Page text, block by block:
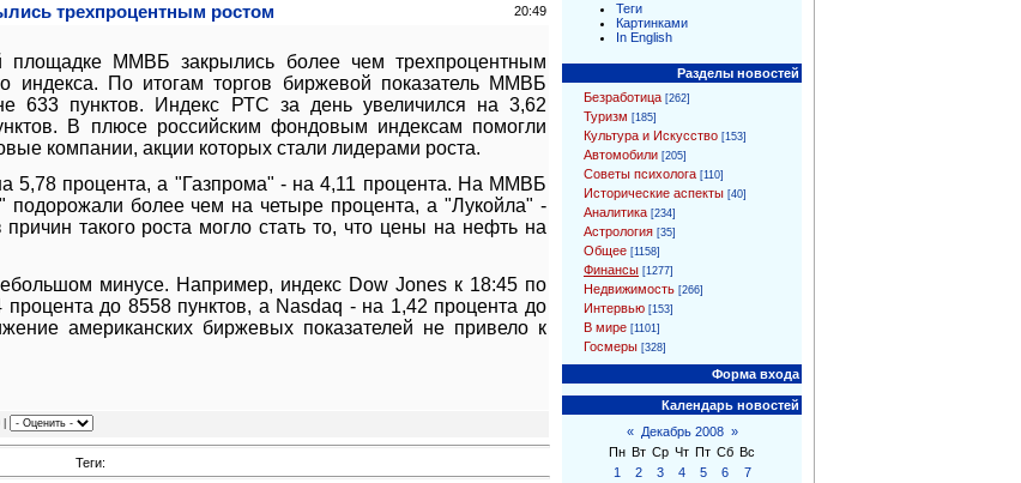
трехпроцентным ростом 20:49
площадке ММВБ закрылись более чем трехпроцентным
индекса. По итогам торгов биржевой показатель ММВБ
633 пунктов. Индекс РТС за день увеличился на 3,62
В плюсе российским фондовым индексам помогли
компании, акции которых стали лидерами роста.
5,78 процента, а "Газпрома" - на 4,11 процента. На ММВБ
более чем на четыре процента, а "Лукойла" -
такого роста могло стать то, что цены на нефть на
минусе. Например, индекс Dow Jones к 18:45 по
до 8558 пунктов, а Nasdaq - на 1,42 процента до
американских биржевых показателей не привело к
Теги:
Теги
Картинками
In English
Разделы новостей
Безработица [262]
Туризм [185]
Культура и Искусство [153]
Автомобили [205]
Советы психолога [110]
Исторические аспекты [40]
Аналитика [234]
Астрология [35]
Общее [1158]
Финансы [1277]
Недвижимость [266]
Интервью [153]
В мире [1101]
Госмеры [328]
Форма входа
Календарь новостей
«
Декабрь 2008 »
Пн Вт Ср Чт Пт Сб Вс
1
2 3 4 5 6
7